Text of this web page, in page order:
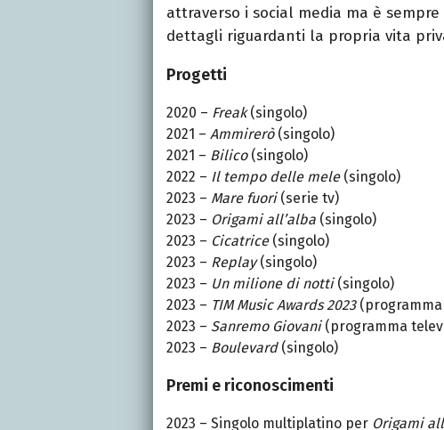
attraverso i social media ma è
dettagli riguardanti la propria vita
Progetti
2020 – Freak(singolo)
2021 – Ammirerò(singolo)
2021 – Bilico(singolo)
2022 – Il tempo delle mele (singolo)
2023 – Mare fuori(serie tv)
2023 – Origami all’alba (singolo)
2023 – Cicatrice(singolo)
2023 – Replay(singolo)
2023 – Un milione di notti(singolo)
2023 – TIM Music Awards 2023(programma
2023 – Sanremo Giovani(programma
2023 – Boulevard(singolo)
Premi e riconoscimenti
2023 – Singolo multiplatino per Origami